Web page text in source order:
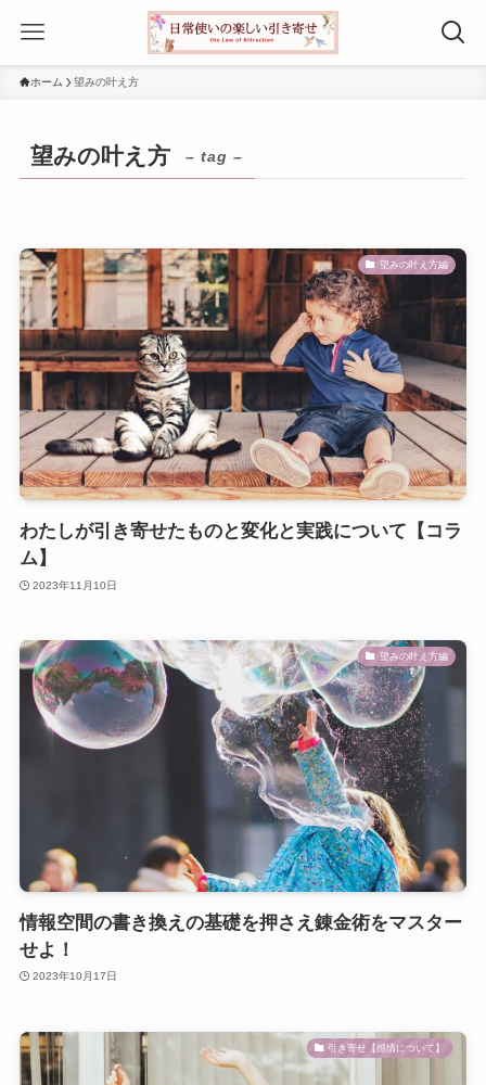
ホーム 望みの叶え方
望みの叶え方 – tag –
望みの叶え方編
わたしが引き寄せたものと変化と実践について【コラ
ム】
2023年11月10日
望みの叶え方編
情報空間の書き換えの基礎を押さえ錬金術をマスター
せよ！
2023年10月17日
引き寄せ【感情について】